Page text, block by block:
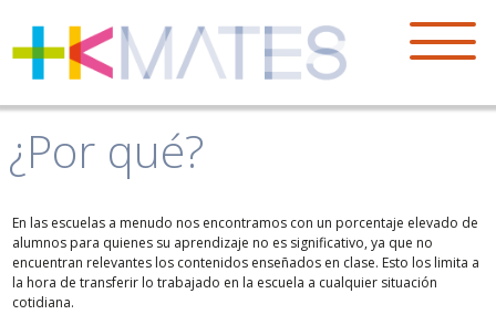
¿Por qué?
En las escuelas a menudo nos encontramos con un porcentaje elevado de
alumnos para quienes su aprendizaje no es significativo, ya que no
encuentran relevantes los contenidos enseñados en clase. Esto los limita a
la hora de transferir lo trabajado en la escuela a cualquier situación
cotidiana.